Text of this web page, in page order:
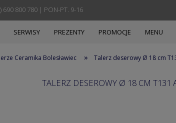
690 800 780 | PON-PT. 9-16
SERWISY PREZENTY PROMOCJE MENU
Ceramika Bolesławiec » Talerz deserowy Ø 18 cm
TALERZ DESEROWY Ø 18 CM T131